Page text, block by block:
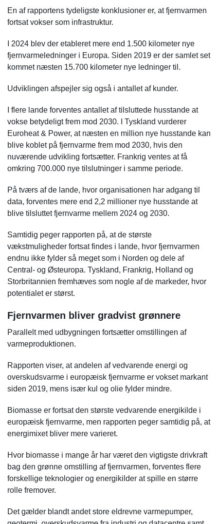
En af rapportens tydeligste konklusioner er, at fjernvarmen
fortsat vokser som infrastruktur.
I 2024 blev der etableret mere end 1.500 kilometer nye
fjernvarmeledninger i Europa. Siden 2019 er der samlet set
kommet næsten 15.700 kilometer nye ledninger til.
Udviklingen afspejler sig også i antallet af kunder.
I flere lande forventes antallet af tilsluttede husstande at
vokse betydeligt frem mod 2030. I Tyskland vurderer
Euroheat & Power, at næsten en million nye husstande kan
blive koblet på fjernvarme frem mod 2030, hvis den
nuværende udvikling fortsætter. Frankrig ventes at få
omkring 700.000 nye tilslutninger i samme periode.
På tværs af de lande, hvor organisationen har adgang til
data, forventes mere end 2,2 millioner nye husstande at
blive tilsluttet fjernvarme mellem 2024 og 2030.
Samtidig peger rapporten på, at de største
vækstmuligheder fortsat findes i lande, hvor fjernvarmen
endnu ikke fylder så meget som i Norden og dele af
Central- og Østeuropa. Tyskland, Frankrig, Holland og
Storbritannien fremhæves som nogle af de markeder, hvor
potentialet er størst.
Fjernvarmen bliver gradvist grønnere
Parallelt med udbygningen fortsætter omstillingen af
varmeproduktionen.
Rapporten viser, at andelen af vedvarende energi og
overskudsvarme i europæisk fjernvarme er vokset markant
siden 2019, mens især kul og olie fylder mindre.
Biomasse er fortsat den største vedvarende energikilde i
europæisk fjernvarme, men rapporten peger samtidig på, at
energimixet bliver mere varieret.
Hvor biomasse i mange år har været den vigtigste drivkraft
bag den grønne omstilling af fjernvarmen, forventes flere
forskellige teknologier og energikilder at spille en større
rolle fremover.
Det gælder blandt andet store eldrevne varmepumper,